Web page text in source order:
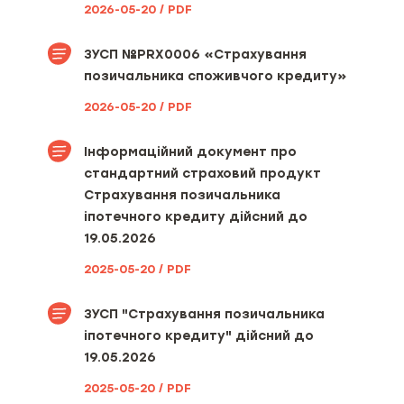
настання страхового випадку
несвоєчасну сплату страхової
премії або її наступної частини
Інформація про можливість
окремо, якщо такий продукт
пропонується разом із супутнім
та/або додатковим товаром,
роботою або послугою, що не є
страховою, як складова одного
пакета або договору
Умови отримання знижки на
наявності), включаючи терміни їх
дії
істотне значення для оцінки
2026-05-20 / PDF
ЗУСП №PRX0006 «Страхування
позичальника споживчого кредиту»
2026-05-20 / PDF
Інформаційний документ про
стандартний страховий продукт
Cтрахування позичальника
іпотечного кредиту дійсний до
19.05.2026
2025-05-20 / PDF
ЗУСП "Cтрахування позичальника
іпотечного кредиту" дійсний до
19.05.2026
2025-05-20 / PDF